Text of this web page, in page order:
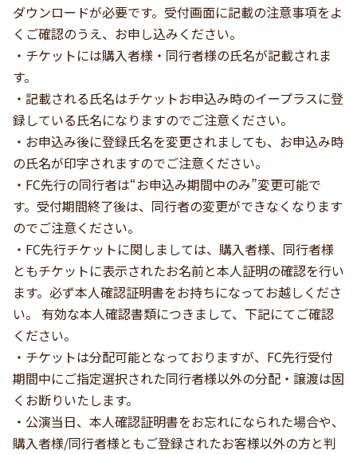
ダウンロードが必要です。受付画面に記載の注意事項をよ
くご確認のうえ、お申し込みください。
・チケットには購入者様・同行者様の氏名が記載されま
す。
・記載される氏名はチケットお申込み時のイープラスに登
録している氏名になりますのでご注意ください。
・お申込み後に登録氏名を変更されましても、お申込み時
の氏名が印字されますのでご注意ください。
・FC先行の同行者は“お申込み期間中のみ”変更可能で
す。受付期間終了後は、同行者の変更ができなくなります
のでご注意ください。
・FC先行チケットに関しましては、購入者様、同行者様
ともチケットに表示されたお名前と本人証明の確認を行い
ます。必ず本人確認証明書をお持ちになってお越しくださ
い。 有効な本人確認書類につきまして、下記にてご確認
ください。
・チケットは分配可能となっておりますが、FC先行受付
期間中にご指定選択された同行者様以外の分配・譲渡は固
くお断りいたします。
・公演当日、本人確認証明書をお忘れになられた場合や、
購入者様/同行者様ともご登録されたお客様以外の方と判